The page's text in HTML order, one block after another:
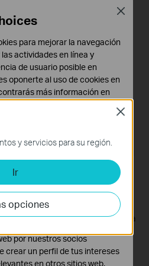
con Wi-Fi Protected
puede agregar a la red de PIN con
enrutador inalámbrico.
en web del router TP-Link
el menú QSS, verá la
el código PIN actual. Aquí el
en el escritorio de QSS y haga
y servicios para su región.
Ir
opciones
Close
para mejorar la navegación
actividades en línea y
de usuario posible en
oponerte al uso de cookies en
más información en
para el funcionamiento
desactivarse en tu sistema.
Marketing
permiten analizar tus
web con el fin de mejorar y
del mismo.
por nuestros socios
crear un perfil de tus intereses
en otros sitios web.
Close